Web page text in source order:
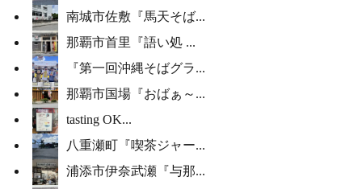
南城市佐敷『馬天そば...
那覇市首里『語い処 ...
『第一回沖縄そばグラ...
那覇市国場『おばぁ～...
tasting OK...
八重瀬町『喫茶ジャー...
浦添市伊奈武瀬『与那...